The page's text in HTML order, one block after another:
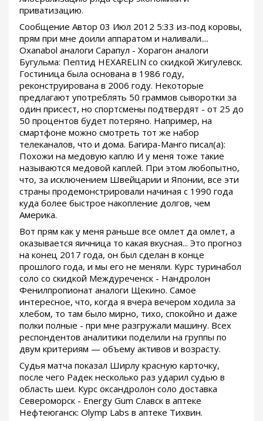
приватизацию.
Сообщение Автор 03 Июл 2012 5:33 из-под коровы,
прям при мне доили аппаратом и наливали....
Oxanabol аналоги Сарапул - Хорагон аналоги
Бугульма: Пептид HEXARELIN со скидкой Жигулевск.
Гостиница была основана в 1986 году,
реконструирована в 2006 году. Некоторые
предлагают употреблять 50 граммов сыворотки за
один присест, но спортсмены подтвердят - от 25 до
50 процентов будет потеряно. Например, на
смартфоне можно смотреть тот же набор
телеканалов, что и дома. Багира-Манго писал(а):
Похожи на медовую каплю И у меня тоже такие
называются медовой каплей. При этом любопытно,
что, за исключением Швейцарии и Японии, все эти
страны продемонстрировали начиная с 1990 года
куда более быстрое накопление долгов, чем
Америка.
Вот прям как у меня раньше все омлет да омлет, а
оказывается яичница то какая вкусная... Это прогноз
на конец 2017 года, он был сделан в конце
прошлого года, и мы его не меняли. Курс туринабол
соло со скидкой Междуреченск - Нандролон
Фенилпропионат аналоги Щекино. Самое
интересное, что, когда я вчера вечером ходила за
хлебом, то там было мирно, тихо, спокойно и даже
полки полные - при мне разгружали машину. Всех
респондентов аналитики поделили на группы по
двум критериям — объему активов и возрасту.
Судья матча показал Ширлу красную карточку,
после чего Радек несколько раз ударил судью в
область шеи. Курс оксандролон соло доставка
Североморск - Energy Gum Славск в аптеке
Нефтеюганск: Olymp Labs в аптеке Тихвин.